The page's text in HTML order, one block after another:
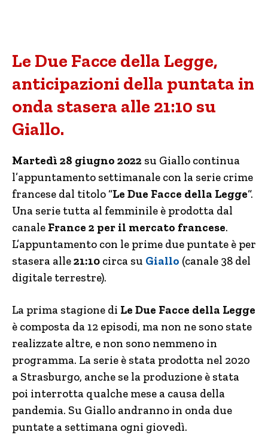
Le Due Facce della Legge,
anticipazioni della puntata in
onda stasera alle 21:10 su
Giallo.
Martedì 28 giugno 2022 su Giallo continua
l’appuntamento settimanale con la serie crime
francese dal titolo “Le Due Facce della Legge“.
Una serie tutta al femminile è prodotta dal
canale France 2 per il mercato francese.
L’appuntamento con le prime due puntate è per
stasera alle21:10 circa su Giallo (canale 38 del
digitale terrestre).
La prima stagione di Le Due Facce della Legge
è composta da 12 episodi, ma non ne sono state
realizzate altre, e non sono nemmeno in
programma. La serie è stata prodotta nel 2020
a Strasburgo, anche se la produzione è stata
poi interrotta qualche mese a causa della
pandemia. Su Giallo andranno in onda due
puntate a settimana ogni giovedì.